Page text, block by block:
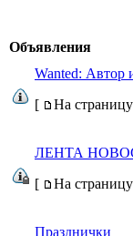
Объявления
Wanted: Автор
[
На
ЛЕНТА
[
На
Празднички